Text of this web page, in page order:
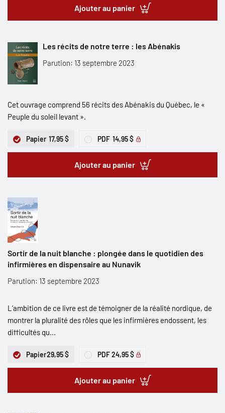
Ajouter au panier
Les récits de notre terre : les Abénakis
Parution: 13 septembre 2023
Cet ouvrage comprend 56 récits des Abénakis du Québec, le «
Peuple du soleil levant ».
Papier 17,95 $ PDF 14,95 $
Ajouter au panier
Sortir de la nuit blanche : plongée dans le quotidien des
infirmières en dispensaire au Nunavik
Parution: 13 septembre 2023
L’ambition de ce livre est de témoigner de la réalité nordique, de
montrer la pluralité des rôles que les infirmières endossent, les
difficultés qu...
Papier29,95 $ PDF 24,95 $
Ajouter au panier